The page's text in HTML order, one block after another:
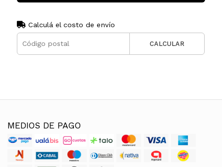
Calculá el costo de envío
CALCULAR
MEDIOS DE PAGO